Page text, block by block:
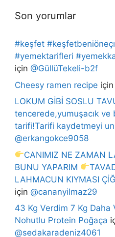
Son yorumlar
#keşfet
#yemektarifleri
için @GüllüTekeli-b2f
Cheesy ramen recipe için
LOKUM GİBİ SOSLU
tencerede,yumuşacık ve
tarifi!Tarifi kaydetmeyi
@erkangokce9058
CANIMIZ NE ZAMAN
BUNU YAPARIM
LAHMACUN KIYMASI
için @cananyilmaz29
43 Kg Verdim 7 Kg Daha
Nohutlu Protein Poğaça
@sedakaradeniz4061